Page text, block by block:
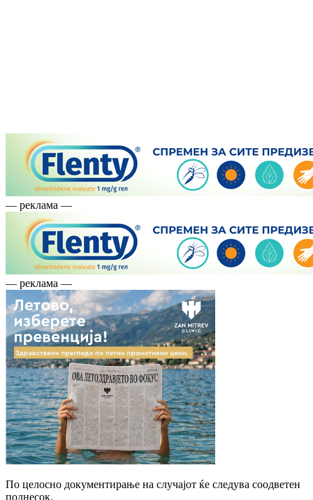
— реклама —
— реклама —
По целосно документирање на случајот ќе следува соодветен
поднесок.